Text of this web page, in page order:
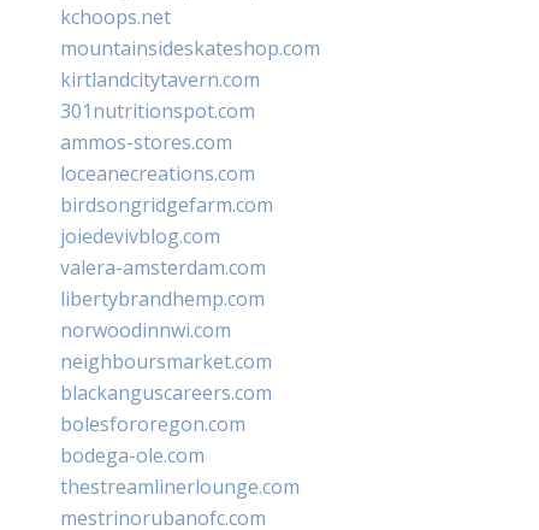
kchoops.net
mountainsideskateshop.com
kirtlandcitytavern.com
301nutritionspot.com
ammos-stores.com
loceanecreations.com
birdsongridgefarm.com
joiedevivblog.com
valera-amsterdam.com
libertybrandhemp.com
norwoodinnwi.com
neighboursmarket.com
blackanguscareers.com
bolesfororegon.com
bodega-ole.com
thestreamlinerlounge.com
mestrinorubanofc.com